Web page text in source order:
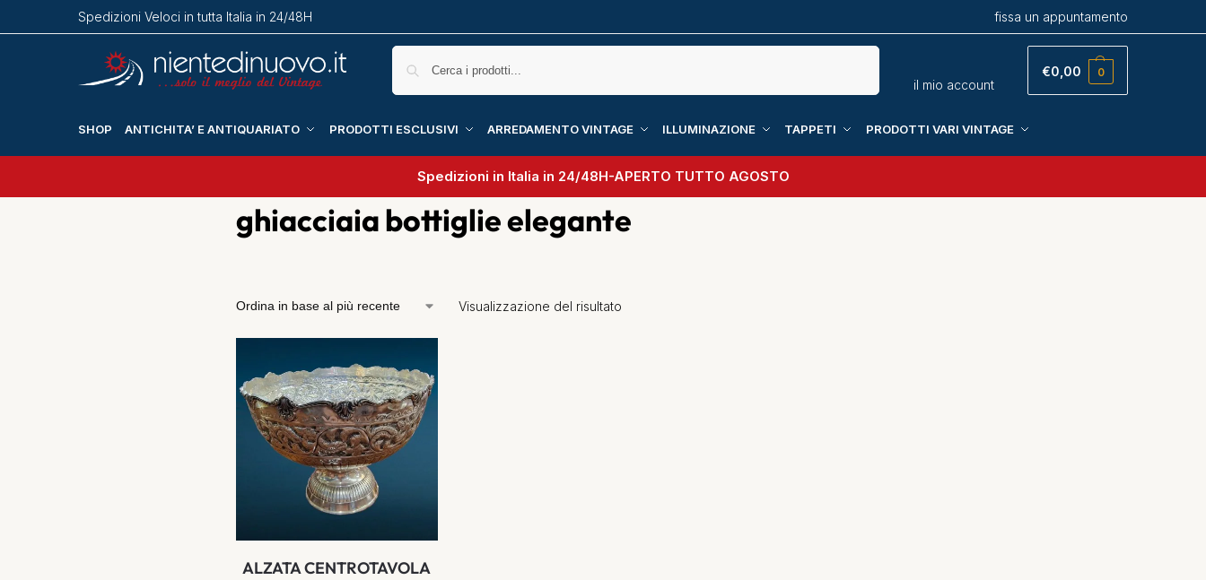
Spedizioni Veloci in tutta Italia in 24/48H fissa un appuntamento
il mio account
€0,00 0
SHOP ANTICHITA’ E ANTIQUARIATO PRODOTTI ESCLUSIVI ARREDAMENTO VINTAGE ILLUMINAZIONE TAPPETI PRODOTTI VARI VINTAGE
Spedizioni in Italia in 24/48H-APERTO TUTTO AGOSTO
ghiacciaia bottiglie elegante
Visualizzazione del risultato
ALZATA CENTROTAVOLA